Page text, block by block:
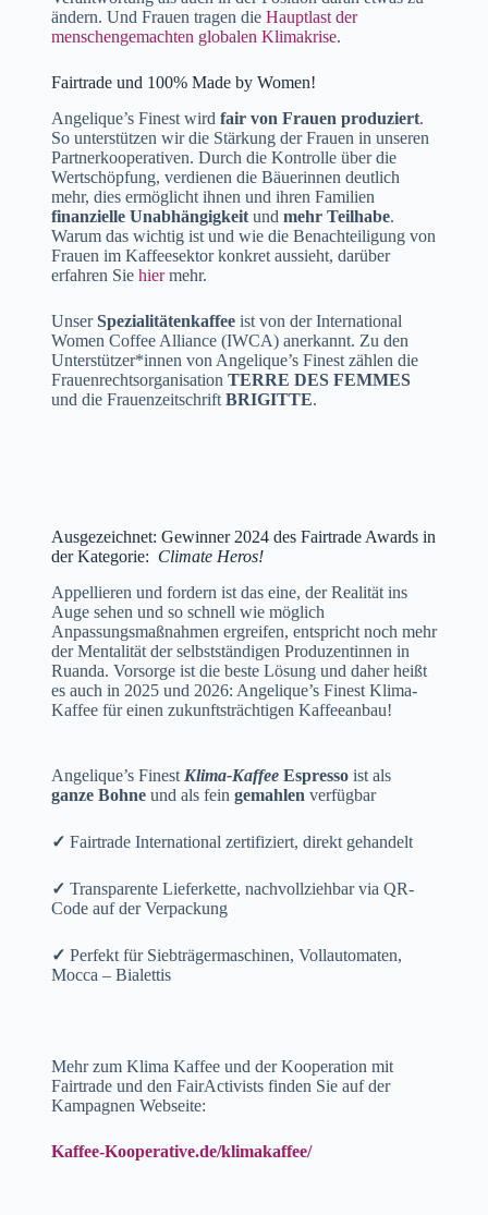
ändern. Und Frauen tragen die Hauptlast der
menschengemachten globalen Klimakrise.
Fairtrade und 100% Made by Women!
Angelique’s Finest wird fair von Frauen produziert.
So unterstützen wir die Stärkung der Frauen in unseren
Partnerkooperativen. Durch die Kontrolle über die
Wertschöpfung, verdienen die Bäuerinnen deutlich
mehr, dies ermöglicht ihnen und ihren Familien
finanzielle Unabhängigkeitund mehr Teilhabe.
Warum das wichtig ist und wie die Benachteiligung von
Frauen im Kaffeesektor konkret aussieht, darüber
erfahren Sie hiermehr.
UnserSpezialitätenkaffeeist von der International
Women Coffee Alliance (IWCA) anerkannt. Zu den
Unterstützer*innen von Angelique’s Finest zählen die
Frauenrechtsorganisation TERRE DES FEMMES
und die Frauenzeitschrift BRIGITTE.
Ausgezeichnet: Gewinner 2024 des Fairtrade Awards in
der Kategorie: Climate Heros!
Appellieren und fordern ist das eine, der Realität ins
Auge sehen und so schnell wie möglich
Anpassungsmaßnahmen ergreifen, entspricht noch mehr
der Mentalität der selbstständigen Produzentinnen in
Ruanda. Vorsorge ist die beste Lösung und daher heißt
es auch in 2025 und 2026: Angelique’s Finest Klima-
Kaffee für einen zukunftsträchtigen Kaffeeanbau!
Angelique’s Finest Klima-Kaffee Espressoist als
ganze Bohneund als fein gemahlen verfügbar
✓ Fairtrade International zertifiziert, direkt gehandelt
✓ Transparente Lieferkette, nachvollziehbar via QR-
Code auf der Verpackung
✓ Perfekt für Siebträgermaschinen, Vollautomaten,
Mocca – Bialettis
Mehr zum Klima Kaffee und der Kooperation mit
Fairtrade und den FairActivists finden Sie auf der
Kampagnen Webseite:
Kaffee-Kooperative.de/klimakaffee/